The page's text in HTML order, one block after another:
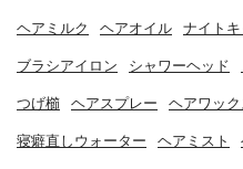
ヘアミルク ヘアオイル ナイト
ブラシアイロン シャワーヘッド
つげ櫛 ヘアスプレー ヘアワック
寝癖直しウォーター ヘアミスト